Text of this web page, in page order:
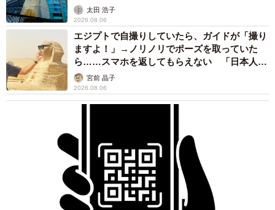
太田 浩子
2026.08.06
エジプトで自撮りしていたら、ガイドが「撮り
ますよ！」→ノリノリでポーズを取っていた
ら……スマホを返してもらえない 「日本人は
カモ代表かも」「私は6時間で3万円払った」
宮前 晶子
2026.08.06